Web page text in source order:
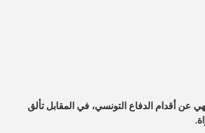
عن أقدام الدفاع التونسي، في المقابل تألق
.